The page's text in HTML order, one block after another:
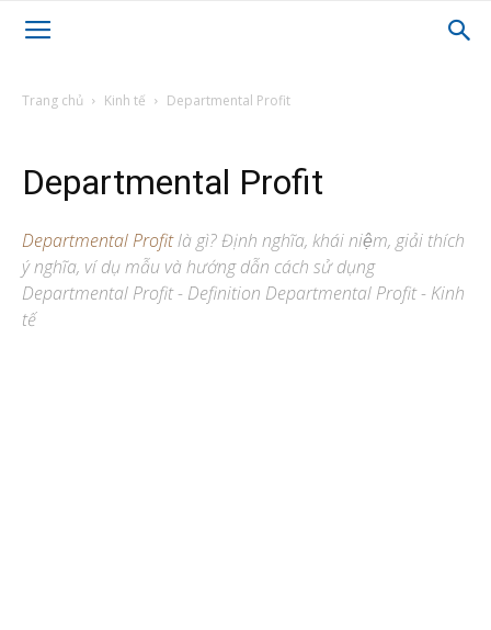
Trang chủ Kinh tế Departmental Profit
Departmental Profit
Departmental Profitlà gì? Định nghĩa, khái niệm, giải thích
ý nghĩa, ví dụ mẫu và hướng dẫn cách sử dụng
Departmental Profit - Definition Departmental Profit - Kinh
tế